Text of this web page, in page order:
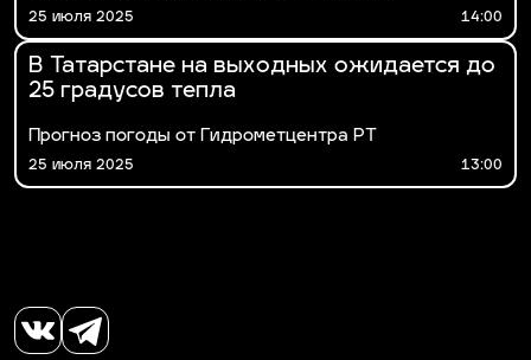
25 июля 2025 14:00
В Татарстане на выходных ожидается до
25 градусов тепла
Прогноз погоды от Гидрометцентра РТ
25 июля 2025 13:00